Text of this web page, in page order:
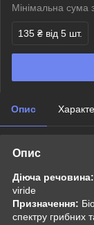
Мінімальна сума
135 ₴ від 5 шт.
Опис
Опис
Діюча речовина:
viride
Призначення:
спектру грибних